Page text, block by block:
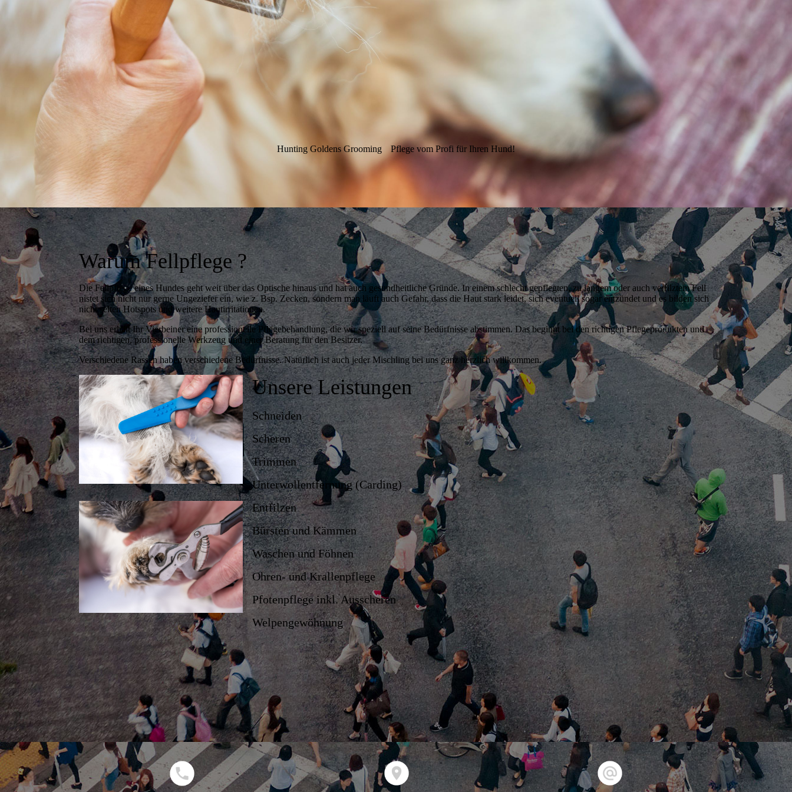
Hunting Goldens Grooming Pflege vom Profi für Ihren Hund!
Warum Fellpflege ?
Die Fellpflege eines Hundes geht weit über das Optische hinaus und hat auch gesundheitliche Gründe. In einem schlecht gepflegten, zu langem oder auch verfilztem Fell
nistet sich nicht nur gerne Ungeziefer ein, wie z. Bsp. Zecken, sondern man läuft auch Gefahr, dass die Haut stark leidet, sich eventuell sogar entzündet und es bilden sich
nicht selten Hotspots und weitere Hautirritationen.
Bei uns erhält Ihr Vierbeiner eine professionelle Pflegebehandlung, die wir speziell auf seine Bedürfnisse abstimmen. Das beginnt bei den richtigen Pflegeprodukten und
dem richtigen, professionelle Werkzeug und einer Beratung für den Besitzer.
Verschiedene Rassen haben verschiedene Bedürfnisse. Natürlich ist auch jeder Mischling bei uns ganz herzlich willkommen.
Unsere Leistungen
Schneiden
Scheren
Trimmen
Unterwollentfernung (Carding)
Entfilzen
Bürsten und Kämmen
Waschen und Föhnen
Ohren- und Krallenpflege
Pfotenpflege inkl. Ausscheren
Welpengewöhnung